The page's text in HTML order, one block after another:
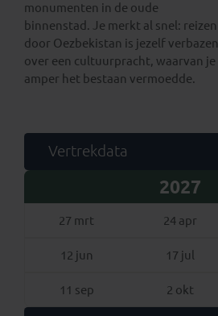
monumenten in de oude
binnenstad. Je merkt al snel: reizen
door Oezbekistan is jezelf verbazen
over een cultuurpracht, waarvan je
amper het bestaan vermoedde.
Vertrekdata
2027
27 mrt 24 apr
12 jun 17 jul
11 sep 2 okt